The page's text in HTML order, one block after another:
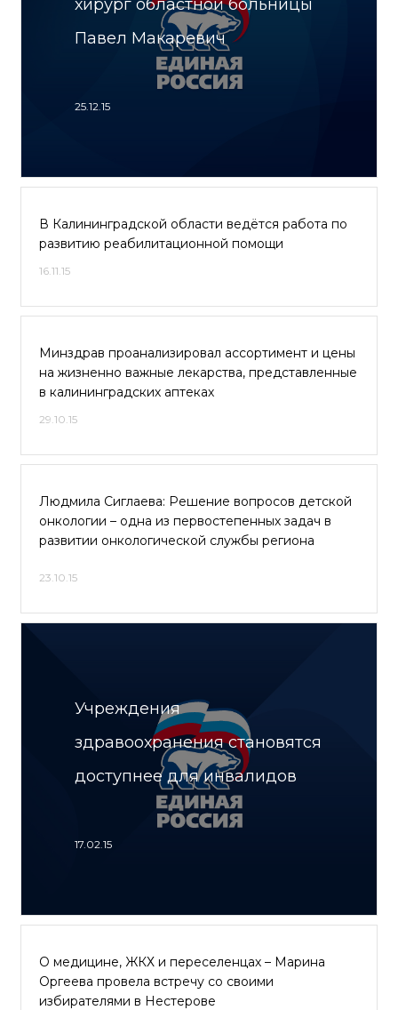
хирург областной больницы
Павел Макаревич
25.12.15
В Калининградской области ведётся работа по
развитию реабилитационной помощи
16.11.15
Минздрав проанализировал ассортимент и цены
на жизненно важные лекарства, представленные
в калининградских аптеках
29.10.15
Людмила Сиглаева: Решение вопросов детской
онкологии – одна из первостепенных задач в
развитии онкологической службы региона
23.10.15
Учреждения
здравоохранения становятся
доступнее для инвалидов
17.02.15
О медицине, ЖКХ и переселенцах – Марина
Оргеева провела встречу со своими
избирателями в Нестерове